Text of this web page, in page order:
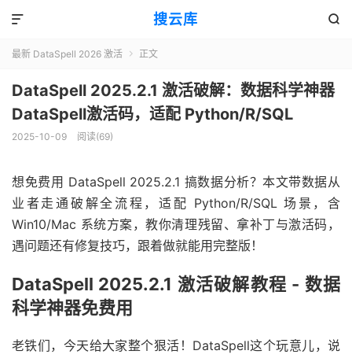
搜云库 

最新 DataSpell 2026 激活  正文
DataSpell 2025.2.1 激活破解：数据科学神器
DataSpell激活码，适配 Python/R/SQL
2025-10-09 阅读(69)
想免费用 DataSpell 2025.2.1 搞数据分析？本文带数据从
业者走通破解全流程，适配 Python/R/SQL 场景，含
Win10/Mac 系统方案，教你清理残留、拿补丁与激活码，
遇问题还有修复技巧，跟着做就能用完整版！​
DataSpell 2025.2.1 激活破解教程 - 数据
科学神器免费用
老铁们，今天给大家整个狠活！DataSpell这个玩意儿，说